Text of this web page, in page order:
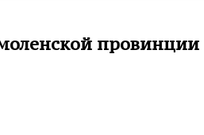
провинции